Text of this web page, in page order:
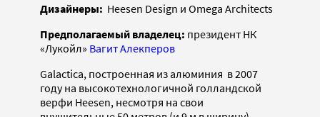
Дизайнеры: Heesen Design и Omega Architects
Предполагаемый владелец: президент НК
«Лукойл» Вагит Алекперов
Galactica, построенная из алюминия в 2007
году на высокотехнологичной голландской
верфи Heesen, несмотря на свои